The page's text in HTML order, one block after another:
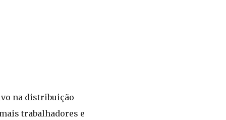
na distribuição
trabalhadores e